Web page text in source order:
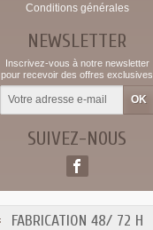
Conditions générales
NEWSLETTER
Inscrivez-vous à notre newsletter
pour recevoir des offres exclusives
SUIVEZ-NOUS
FABRICATION 48/ 72 H